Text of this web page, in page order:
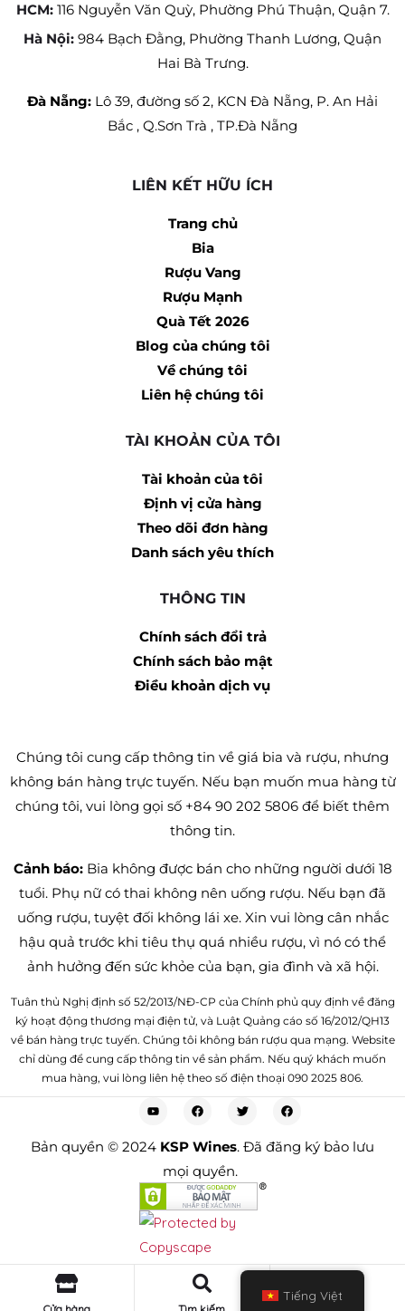
HCM: 116 Nguyễn Văn Quỳ, Phường Phú Thuận, Quận 7.
Hà Nội: 984 Bạch Đằng, Phường Thanh Lương, Quận
Hai Bà Trưng.
Đà Nẵng: Lô 39, đường số 2, KCN Đà Nẵng, P. An Hải
Bắc , Q.Sơn Trà , TP.Đà Nẵng
LIÊN KẾT HỮU ÍCH
Trang chủ
Bia
Rượu Vang
Rượu Mạnh
Quà Tết 2026
Blog của chúng tôi
Về chúng tôi
Liên hệ chúng tôi
TÀI KHOẢN CỦA TÔI
Tài khoản của tôi
Định vị cửa hàng
Theo dõi đơn hàng
Danh sách yêu thích
THÔNG TIN
Chính sách đổi trả
Chính sách bảo mật
Điều khoản dịch vụ
Chúng tôi cung cấp thông tin về giá bia và rượu, nhưng
không bán hàng trực tuyến. Nếu bạn muốn mua hàng từ
chúng tôi, vui lòng gọi số +84 90 202 5806 để biết thêm
thông tin.
Cảnh báo:Bia không được bán cho những người dưới 18
tuổi. Phụ nữ có thai không nên uống rượu. Nếu bạn đã
uống rượu, tuyệt đối không lái xe. Xin vui lòng cân nhắc
hậu quả trước khi tiêu thụ quá nhiều rượu, vì nó có thể
ảnh hưởng đến sức khỏe của bạn, gia đình và xã hội.
Tuân thủ Nghị định số 52/2013/NĐ-CP của Chính phủ quy định về đăng
ký hoạt động thương mại điện tử, và Luật Quảng cáo số 16/2012/QH13
về bán hàng trực tuyến. Chúng tôi không bán rượu qua mạng. Website
chỉ dùng để cung cấp thông tin về sản phẩm. Nếu quý khách muốn
mua hàng, vui lòng liên hệ theo số điện thoại 090 2025 806.
Bản quyền © 2024 KSP Wines. Đã đăng ký bảo lưu
mọi quyền.
Tiếng Việt